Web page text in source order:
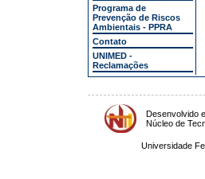
Programa de
Prevenção de Riscos
Ambientais - PPRA
Contato
UNIMED -
Reclamações
Desenvolvido
Núcleo de
Universidade